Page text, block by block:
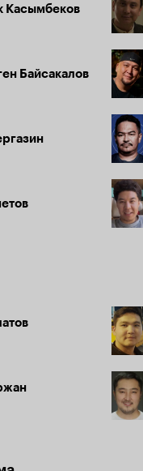
Касымбеков
Байсакалов